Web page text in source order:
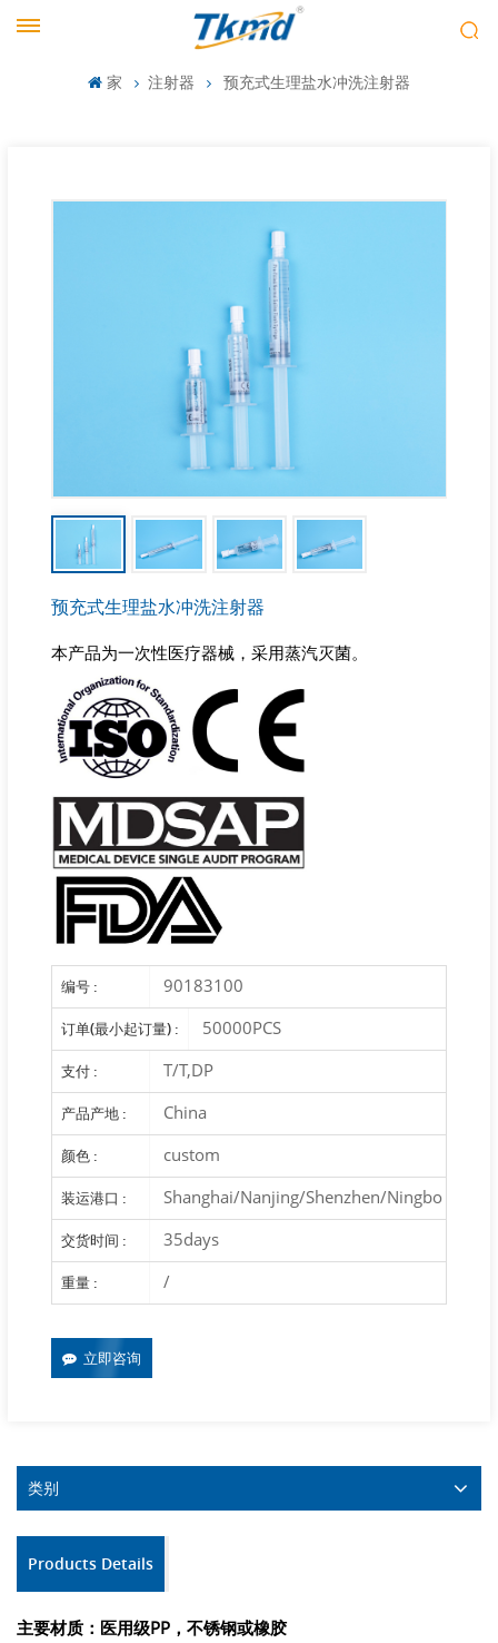
家 注射器 预充式生理盐水冲洗注射器
预充式生理盐水冲洗注射器
本产品为一次性医疗器械，采用蒸汽灭菌。
编号 : 90183100
订单(最小起订量) : 50000PCS
支付 : T/T,DP
产品产地 : China
颜色 : custom
装运港口 : Shanghai/Nanjing/Shenzhen/Ningbo
交货时间 : 35days
重量 : /
立即咨询
类别
Products Details
主要材质：医用级PP， 不锈钢或橡胶